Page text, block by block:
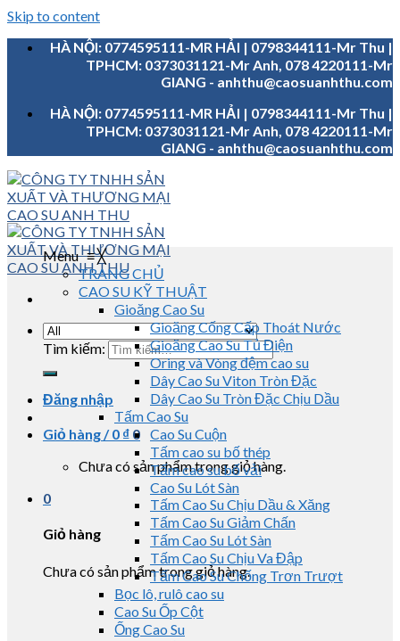
Skip to content
HÀ NỘI: 0774595111-MR HẢI | 0798344111-Mr Thu |
TPHCM: 0373031121-Mr Anh, 078 4220111-Mr
GIANG - anhthu@caosuanhthu.com
HÀ NỘI: 0774595111-MR HẢI | 0798344111-Mr Thu |
TPHCM: 0373031121-Mr Anh, 078 4220111-Mr
GIANG - anhthu@caosuanhthu.com
Tìm kiếm:
Đăng nhập
Giỏ hàng /0 ₫ 0
Chưa có sản phẩm trong giỏ hàng.
0
Giỏ hàng
Chưa có sản phẩm trong giỏ hàng.
Menu≡╳
TRANG CHỦ
CAO SU KỸ THUẬT
Gioăng Cao Su
Gioăng Cống Cấp Thoát Nước
Gioăng Cao Su Tủ Điện
Oring và Vòng đệm cao su
Dây Cao Su Viton Tròn Đặc
Dây Cao Su Tròn Đặc Chịu Dầu
Tấm Cao Su
Cao Su Cuộn
Tấm cao su bố thép
Tấm cao su bố vải
Cao Su Lót Sàn
Tấm Cao Su Chịu Dầu & Xăng
Tấm Cao Su Giảm Chấn
Tấm Cao Su Lót Sàn
Tấm Cao Su Chịu Va Đập
Tấm Cao Su Chống Trơn Trượt
Bọc lô, rulô cao su
Cao Su Ốp Cột
Ống Cao Su